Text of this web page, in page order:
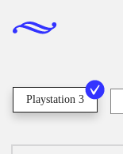
Playstation 3